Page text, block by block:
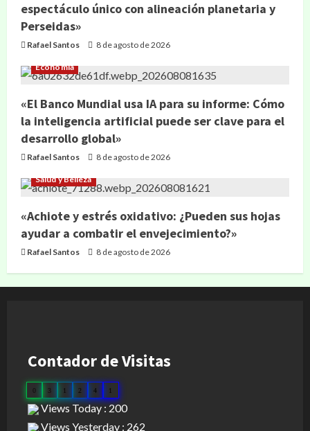
espectáculo único con alineación planetaria y
Perseidas»
Rafael Santos 8 de agosto de 2026
Economía
«El Banco Mundial usa IA para su informe: Cómo
la inteligencia artificial puede ser clave para el
desarrollo global»
Rafael Santos 8 de agosto de 2026
Salud y Belleza
«Achiote y estrés oxidativo: ¿Pueden sus hojas
ayudar a combatir el envejecimiento?»
Rafael Santos 8 de agosto de 2026
Contador de Visitas
3 1 2 4 1
Views Today : 200
Views Yesterday : 262